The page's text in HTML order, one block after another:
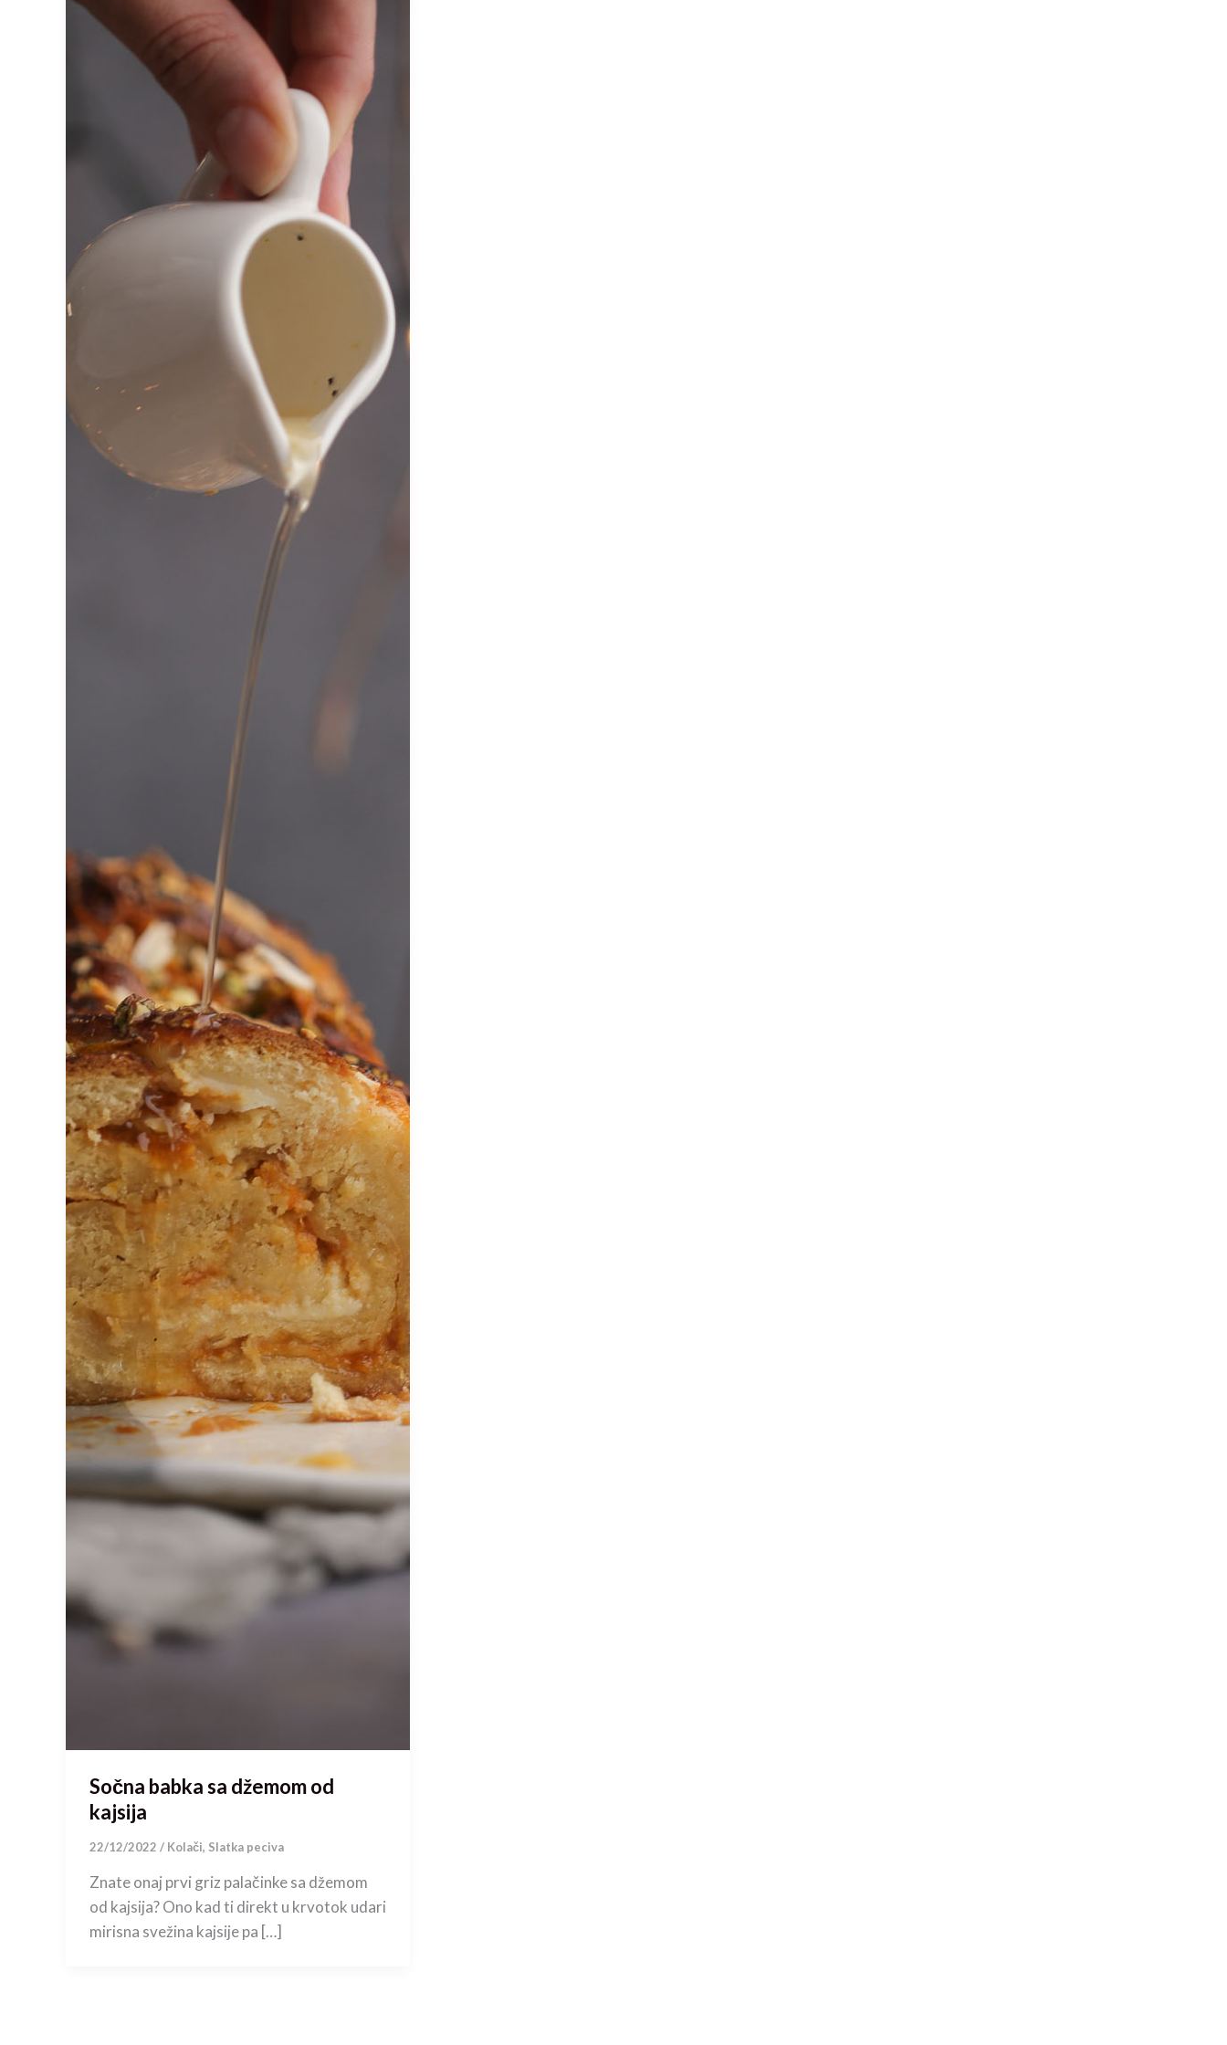
Sočna babka sa džemom od
kajsija
22/12/2022 / Kolači, Slatka peciva
Znate onaj prvi griz palačinke sa džemom
od kajsija? Ono kad ti direkt u krvotok udari
mirisna svežina kajsije pa […]